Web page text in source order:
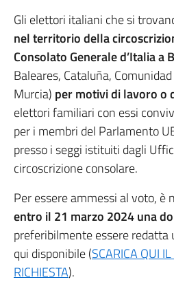
Gli elettori italiani che si
nel territorio della
Consolato Generale d’Italia a
Baleares, Cataluña,
Murcia) per motivi di lavoro o
elettori familiari con essi
per i membri del Parlamento
presso i seggi istituiti dagli
circoscrizione consolare.
Per essere ammessi al voto, è
entro il 21 marzo 2024 una
preferibilmente essere redatta
qui disponibile (SCARICA QUI
RICHIESTA).